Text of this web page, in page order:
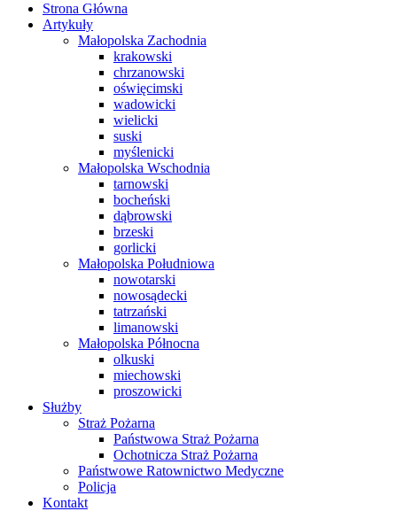
Strona Główna
Artykuły
Małopolska Zachodnia
krakowski
chrzanowski
oświęcimski
wadowicki
wielicki
suski
myślenicki
Małopolska Wschodnia
tarnowski
bocheński
dąbrowski
brzeski
gorlicki
Małopolska Południowa
nowotarski
nowosądecki
tatrzański
limanowski
Małopolska Północna
olkuski
miechowski
proszowicki
Służby
Straż Pożarna
Państwowa Straż Pożarna
Ochotnicza Straż Pożarna
Państwowe Ratownictwo Medyczne
Policja
Kontakt